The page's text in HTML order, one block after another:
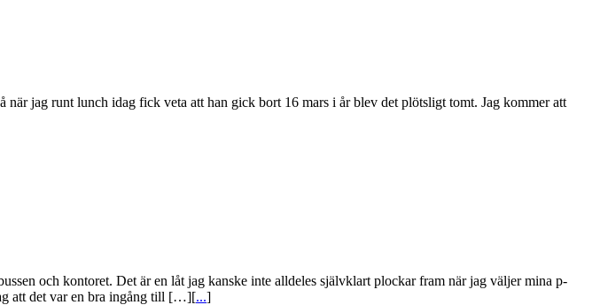
jag runt lunch idag fick veta att han gick bort 16 mars i år blev det plötsligt tomt. Jag kommer att
och kontoret. Det är en låt jag kanske inte alldeles självklart plockar fram när jag väljer mina p-
att det var en bra ingång till […][...]